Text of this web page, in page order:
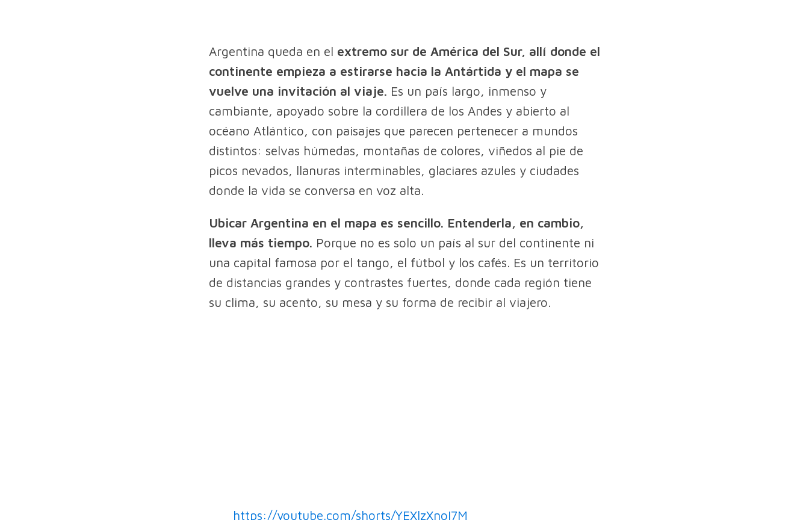
Argentina queda en el extremo sur de América del Sur, allí donde el
continente empieza a estirarse hacia la Antártida y el mapa se
vuelve una invitación al viaje. Es un país largo, inmenso y
cambiante, apoyado sobre la cordillera de los Andes y abierto al
océano Atlántico, con paisajes que parecen pertenecer a mundos
distintos: selvas húmedas, montañas de colores, viñedos al pie de
picos nevados, llanuras interminables, glaciares azules y ciudades
donde la vida se conversa en voz alta.
Ubicar Argentina en el mapa es sencillo. Entenderla, en cambio,
lleva más tiempo. Porque no es solo un país al sur del continente ni
una capital famosa por el tango, el fútbol y los cafés. Es un territorio
de distancias grandes y contrastes fuertes, donde cada región tiene
su clima, su acento, su mesa y su forma de recibir al viajero.
https://youtube.com/shorts/YEXlzXnoI7M